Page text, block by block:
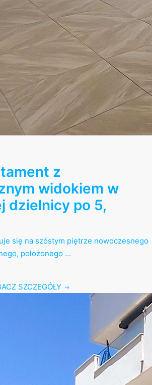
z
widokiem w
dzielnicy po 5,
się na szóstym piętrze nowoczesnego
położonego …
SZCZEGÓŁY